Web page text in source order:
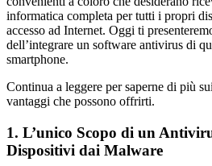
informatica completa per tutti i propri
accesso ad Internet. Oggi ti
dell’integrare un software antivirus di
smartphone.
Continua a leggere per saperne di più
vantaggi che possono offrirti.
1. L’unico Scopo di un
Dispositivi dai Malware